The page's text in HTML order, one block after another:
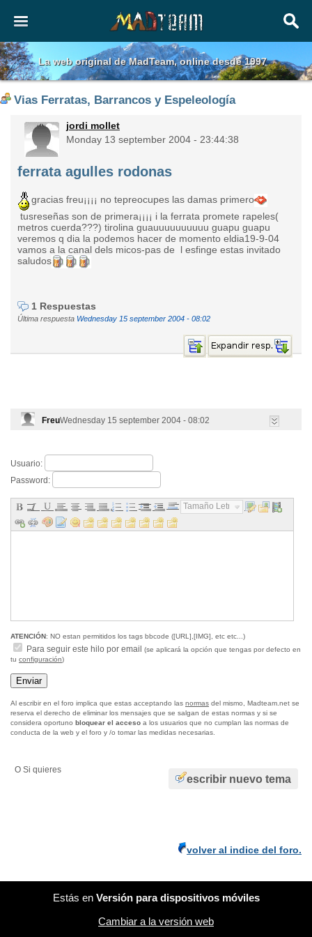
La web original de MadTeam, online desde 1997
Vias Ferratas, Barrancos y Espeleología
jordi mollet
Monday 13 september 2004 - 23:44:38
ferrata agulles rodonas
gracias freu¡¡¡¡ no tepreocupes las damas primero
tusreseñas son de primera¡¡¡¡ i la ferrata promete rapeles(
metros cuerda???) tirolina guauuuuuuuuuu guapu guapu
veremos q dia la podemos hacer de momento eldia19-9-04
vamos a la canal dels micos-pas de l esfinge estas invitado
saludos
1 Respuestas
Última respuesta Wednesday 15 september 2004 - 08:02
FreuWednesday 15 september 2004 - 08:02
Usuario:
Password:
Tamaño Letra...
ATENCIÓN: NO estan permitidos los tags bbcode ([URL],[IMG], etc etc...)
Para seguir este hilo por email
(se aplicará la opción que tengas por defecto en
tu configuración)
Al escribir en el foro implica que estas acceptando las normas del mismo, Madteam.net se
reserva el derecho de eliminar los mensajes que se salgan de estas normas y si se
considera oportuno bloquear el acceso a los usuarios que no cumplan las normas de
conducta de la web y el foro y /o tomar las medidas necesarias.
escribir nuevo tema
O Si quieres
volver al indice del foro.
Estás en Versión para dispositivos móviles
Cambiar a la versión web